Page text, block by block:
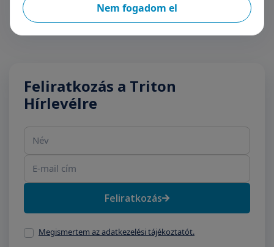
Feliratkozás a Triton
Hírlevélre
Feliratkozás
Megismertem az adatkezelési tájékoztatót.
Nem fogadom el